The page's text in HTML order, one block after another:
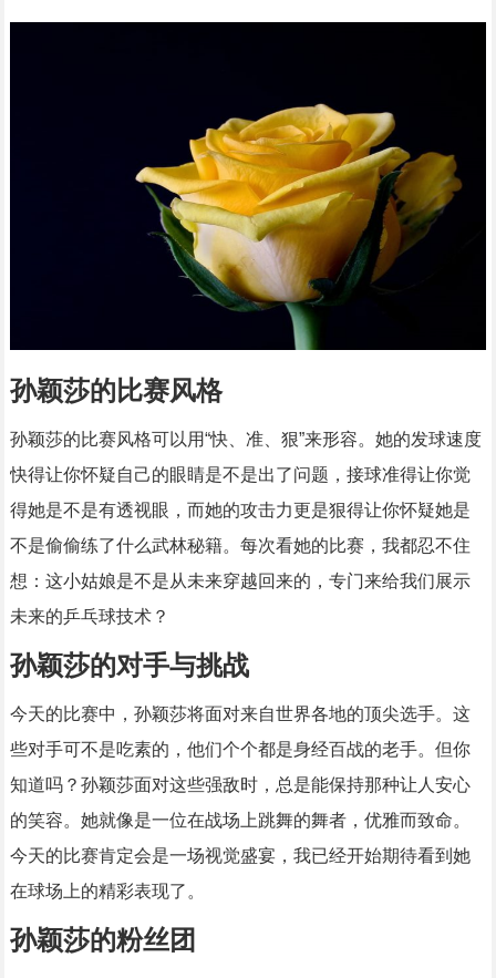
孙颖莎的比赛风格
孙颖莎的比赛风格可以用“快、准、狠”来形容。她的发球速度
快得让你怀疑自己的眼睛是不是出了问题，接球准得让你觉
得她是不是有透视眼，而她的攻击力更是狠得让你怀疑她是
不是偷偷练了什么武林秘籍。每次看她的比赛，我都忍不住
想：这小姑娘是不是从未来穿越回来的，专门来给我们展示
未来的乒乓球技术？
孙颖莎的对手与挑战
今天的比赛中，孙颖莎将面对来自世界各地的顶尖选手。这
些对手可不是吃素的，他们个个都是身经百战的老手。但你
知道吗？孙颖莎面对这些强敌时，总是能保持那种让人安心
的笑容。她就像是一位在战场上跳舞的舞者，优雅而致命。
今天的比赛肯定会是一场视觉盛宴，我已经开始期待看到她
在球场上的精彩表现了。
孙颖莎的粉丝团